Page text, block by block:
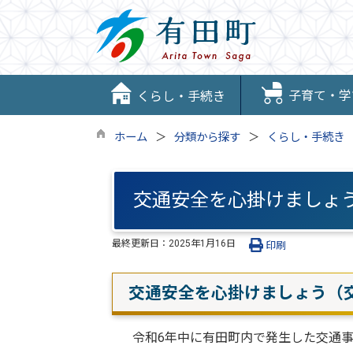
くらし・手続き 子育て・
ホーム 分類から探す くらし・手続き
交通安全を心掛けましょ
最終更新日： 2025年1月16日 印刷
交通安全を心掛けましょう（
令和6年中に有田町内で発生した交通